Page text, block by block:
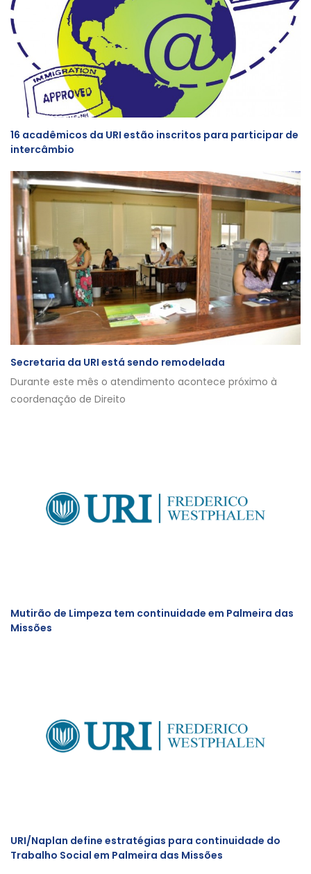
16 acadêmicos da URI estão inscritos para participar de
intercâmbio
Secretaria da URI está sendo remodelada
Durante este mês o atendimento acontece próximo à
coordenação de Direito
Mutirão de Limpeza tem continuidade em Palmeira das
Missões
URI/Naplan define estratégias para continuidade do
Trabalho Social em Palmeira das Missões